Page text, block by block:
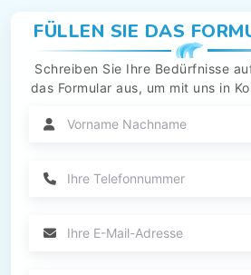
FÜLLEN SIE DAS
Schreiben Sie Ihre Bedürfnisse
das Formular aus, um mit uns in